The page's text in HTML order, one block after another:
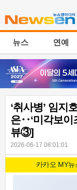
뉴스 연예
‘취사병’ 임지
은‥‘미각보이
뷰③]
2026-06-17 08:01:01
카카오 MY뉴